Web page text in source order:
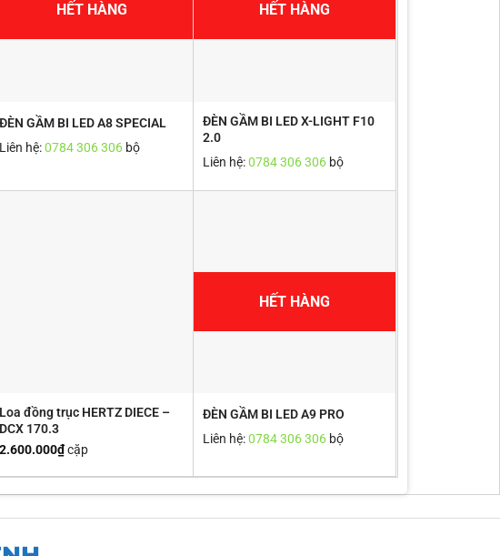
HẾT HÀNG
ĐÈN GẦM BI LED A8 SPECIAL
Liên hệ:0784 306 306 bộ
HẾT HÀNG
ĐÈN GẦM BI LED X-LIGHT F10
2.0
Liên hệ:0784 306 306bộ
Loa đồng trục HERTZ DIECE –
DCX 170.3
2.600.000₫cặp
HẾT HÀNG
ĐÈN GẦM BI LED A9 PRO
Liên hệ:0784 306 306bộ